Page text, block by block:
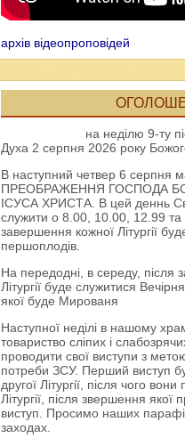
архів відеопроповідей
на неділю 9-ту
Духа 2 серпня 2026 року
В наступний четвер 6 серпня
ПРЕОБРАЖЕННЯ ГОСПОДА
ІСУСА ХРИСТА. В цей деннь
служити о 8.00, 10.00, 12.99 та
завершення кожної Літургії
першоплодів.
На передодні, в середу, після
Літургії буде служитися
якої буде Мированя
Наступної неділі в нашому
товариство сліпих і
проводити свої виступи з
потреби ЗСУ. Перший виступ
другої Літургії, після чого
Літургії, після звершення якої
виступ. Просимо наших
заходах.